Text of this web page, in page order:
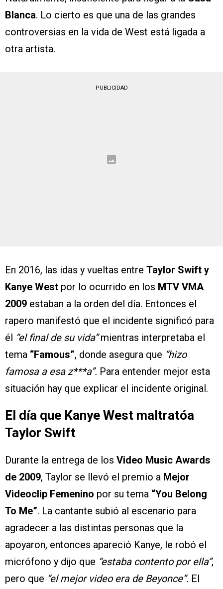
Blanca. Lo cierto es que una de las grandes
controversias en la vida de West está ligada a
otra artista.
PUBLICIDAD
En 2016, las idas y vueltas entre Taylor Swift y
Kanye West por lo ocurrido en los MTV VMA
2009 estaban a la orden del día. Entonces el
rapero manifestó que el incidente significó para
él “el final de su vida”mientras interpretaba el
tema “Famous”, donde asegura que “hizo
famosa a esa z***a”. Para entender mejor esta
situación hay que explicar el incidente original.
El día que Kanye West maltratóa
Taylor Swift
Durante la entrega de los Video Music Awards
de 2009, Taylor se llevó el premio a Mejor
Videoclip Femenino por su tema “You Belong
To Me”. La cantante subió al escenario para
agradecer a las distintas personas que la
apoyaron, entonces apareció Kanye, le robó el
micrófono y dijo que “estaba contento por ella”,
pero que “el mejor video era de Beyonce”. El